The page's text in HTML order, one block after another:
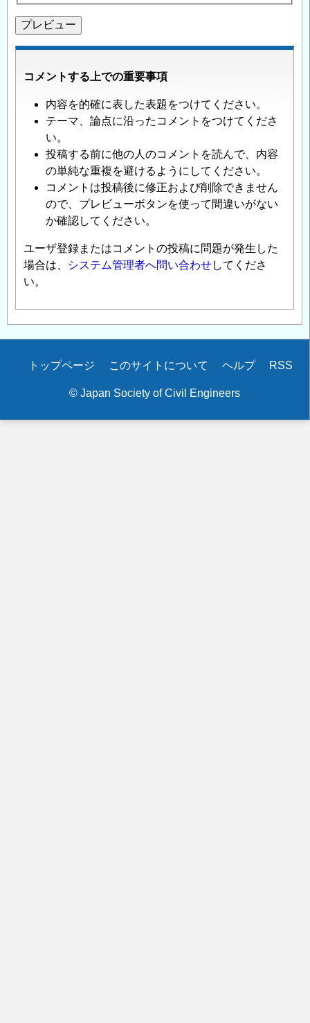
コメントする上での重要事項
内容を的確に表した表題をつけてください。
テーマ、論点に沿ったコメントをつけてくださ
い。
投稿する前に他の人のコメントを読んで、内容
の単純な重複を避けるようにしてください。
コメントは投稿後に修正および削除できません
ので、プレビューボタンを使って間違いがない
か確認してください。
ユーザ登録またはコメントの投稿に問題が発生した
場合は、
システム管理者へ問い合わせしてくださ
い。
Secondary
トップページ このサイトについて ヘルプ RSS
© Japan Society of Civil Engineers